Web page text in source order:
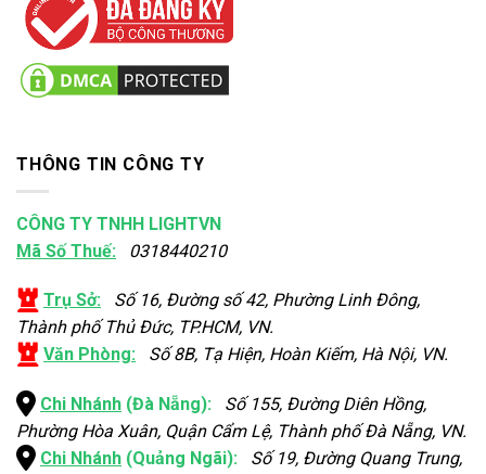
THÔNG TIN CÔNG TY
CÔNG TY TNHH LIGHTVN
Mã Số Thuế: 0318440210
Trụ Sở: Số 16, Đường số 42, Phường Linh Đông,
Thành phố Thủ Đức, TP.HCM, VN.
Văn Phòng: Số 8B, Tạ Hiện, Hoàn Kiếm, Hà Nội, VN.
Chi Nhánh (Đà Nẵng): Số 155, Đường Diên Hồng,
Phường Hòa Xuân, Quận Cẩm Lệ, Thành phố Đà Nẵng, VN.
Chi Nhánh (Quảng Ngãi): Số 19, Đường Quang Trung,